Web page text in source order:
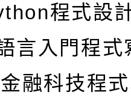
程式設
言入門程式
融科技程